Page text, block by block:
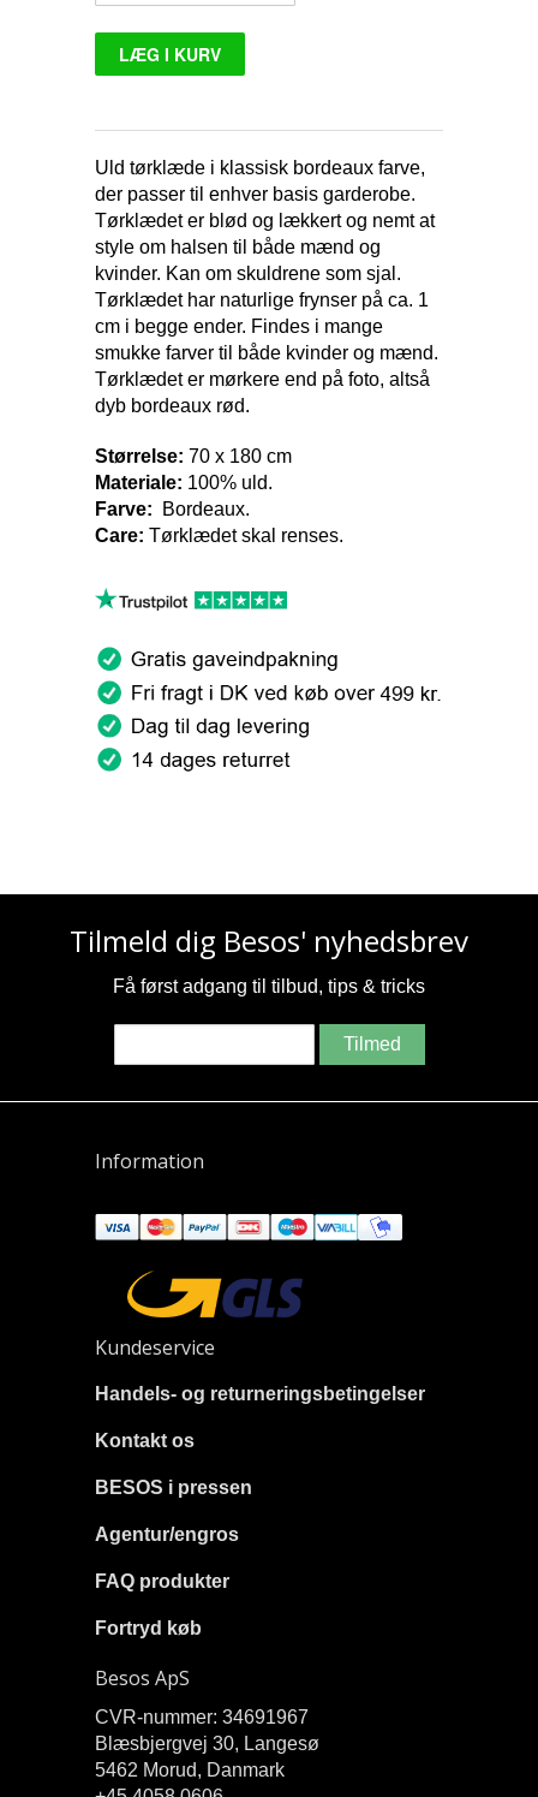
Uld tørklæde i klassisk bordeaux farve,
der passer til enhver basis garderobe.
Tørklædet er blød og lækkert og nemt at
style om halsen til både mænd og
kvinder. Kan om skuldrene som sjal.
Tørklædet har naturlige frynser på ca. 1
cm i begge ender. Findes i mange
smukke farver til både kvinder og mænd.
Tørklædet er mørkere end på foto, altså
dyb bordeaux rød.
Størrelse: 70 x 180 cm
Materiale: 100% uld.
Farve:
Bordeaux.
Care: Tørklædet skal renses.
Tilmeld dig Besos' nyhedsbrev
Få først adgang til tilbud, tips & tricks
Tilmed
Information
Kundeservice
Handels- og returneringsbetingelser
Kontakt os
BESOS i pressen
Agentur/engros
FAQ produkter
Fortryd køb
Besos ApS
CVR-nummer: 34691967
Blæsbjergvej 30, Langesø
5462 Morud, Danmark